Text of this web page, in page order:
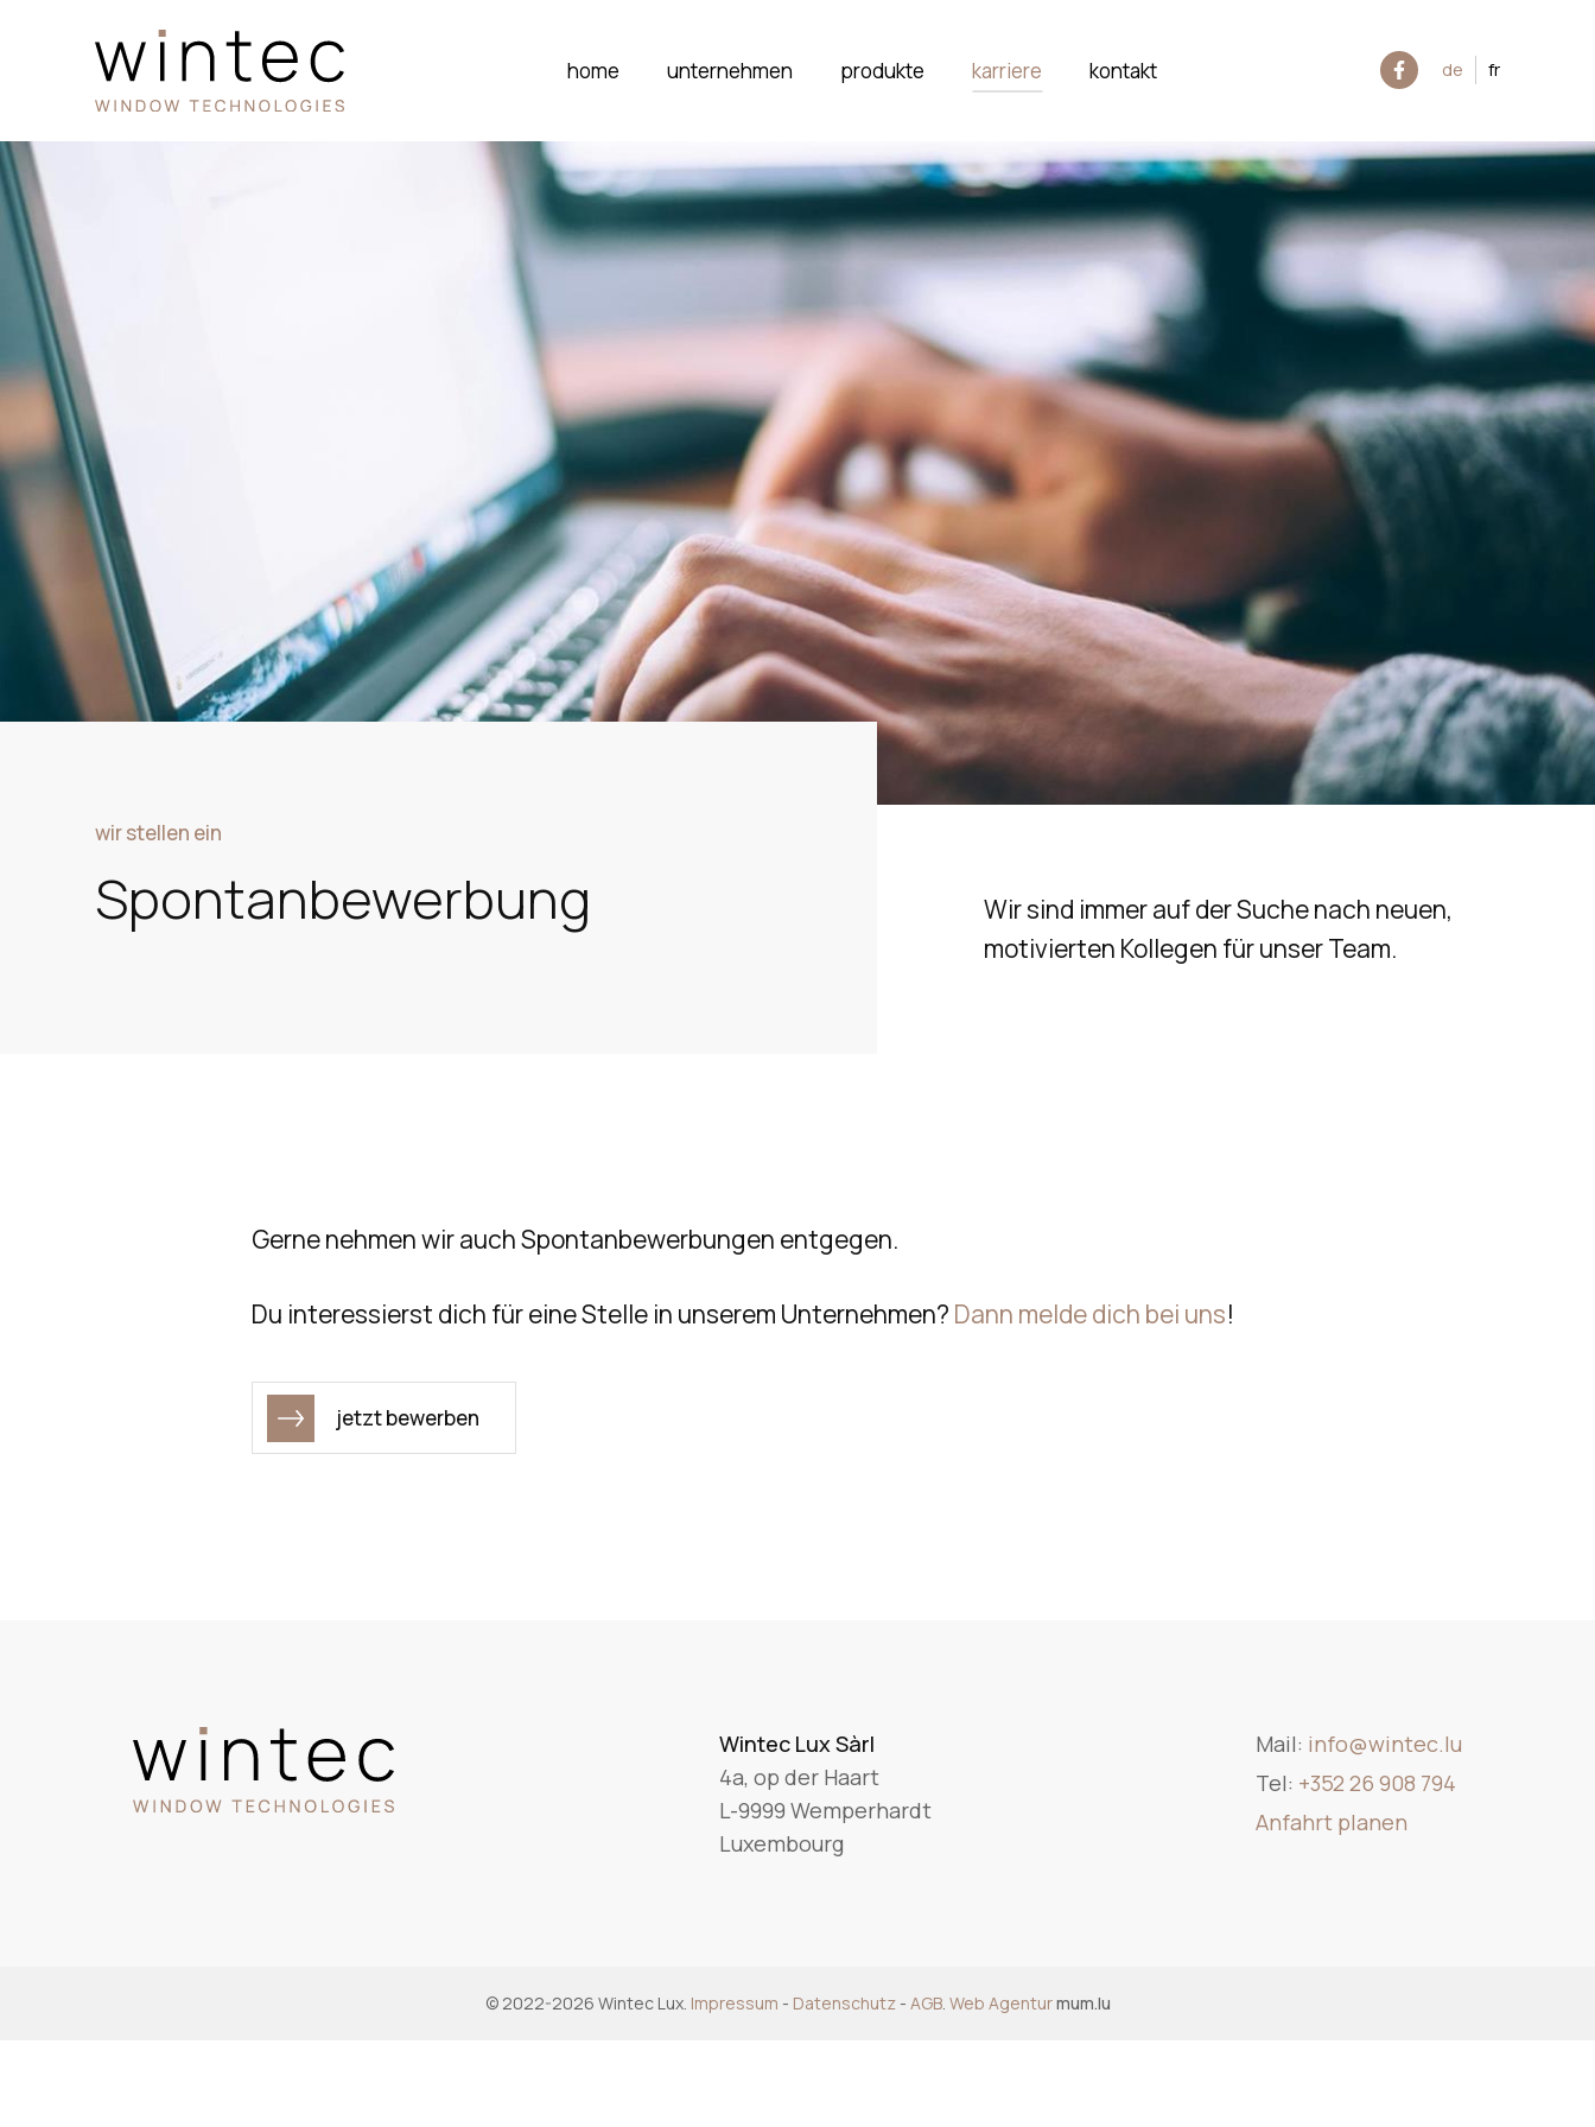
home unternehmen produkte karriere kontakt de fr
wir stellen ein
Spontanbewerbung
Wir sind immer auf der Suche nach neuen,
motivierten Kollegen für unser Team.
Gerne nehmen wir auch Spontanbewerbungen entgegen.
Du interessierst dich für eine Stelle in unserem Unternehmen? Dann melde dich bei uns!
jetzt bewerben
Wintec Lux Sàrl
4a, op der Haart
L-9999 Wemperhardt
Luxembourg
Mail: info@wintec.lu
Tel: +352 26 908 794
Anfahrt planen
© 2022-2026 Wintec Lux. Impressum - Datenschutz- AGB. Web Agenturmum.lu